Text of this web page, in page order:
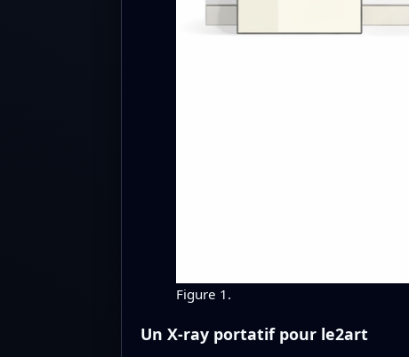
Figure 1.
Un X-ray portatif pour le2art